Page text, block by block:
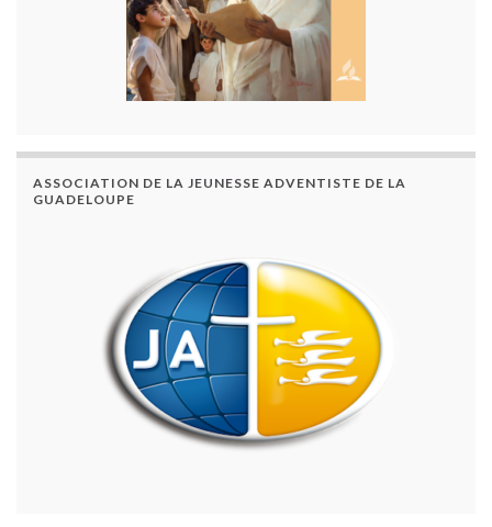
ASSOCIATION DE LA JEUNESSE ADVENTISTE DE LA
GUADELOUPE